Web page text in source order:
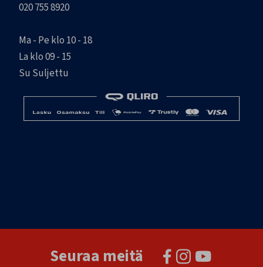
020 755 8920
Ma - Pe klo 10 - 18
La klo 09 - 15
Su Suljettu
Seuraa meitä